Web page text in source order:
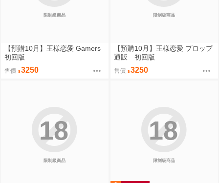
限制級商品
【預購10月】王様恋愛 Gamers
初回版
售價 3250
限制級商品
【預購10月】王様恋愛 プロップ
通販 初回版
售價 3250
限制級商品
18
限制級商品
18